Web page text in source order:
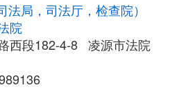
局，司法厅，检查院）
院
西段182-4-8 凌源市法院